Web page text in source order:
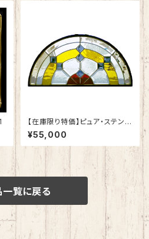
【在庫限り特価】ピュア・ステンド
グラスSH-K-GL09
¥55,000
一覧に戻る